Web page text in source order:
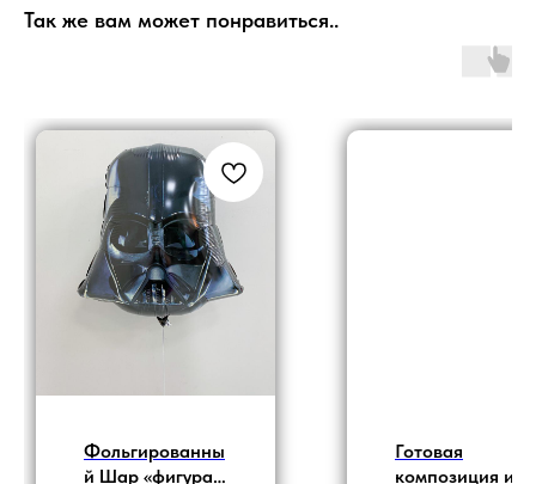
Так же вам может понравиться..
Фольгированны
й Шар «фигура
Готовая
композиция из